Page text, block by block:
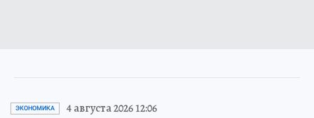
ЭКОНОМИКА 4 августа 2026 12:06